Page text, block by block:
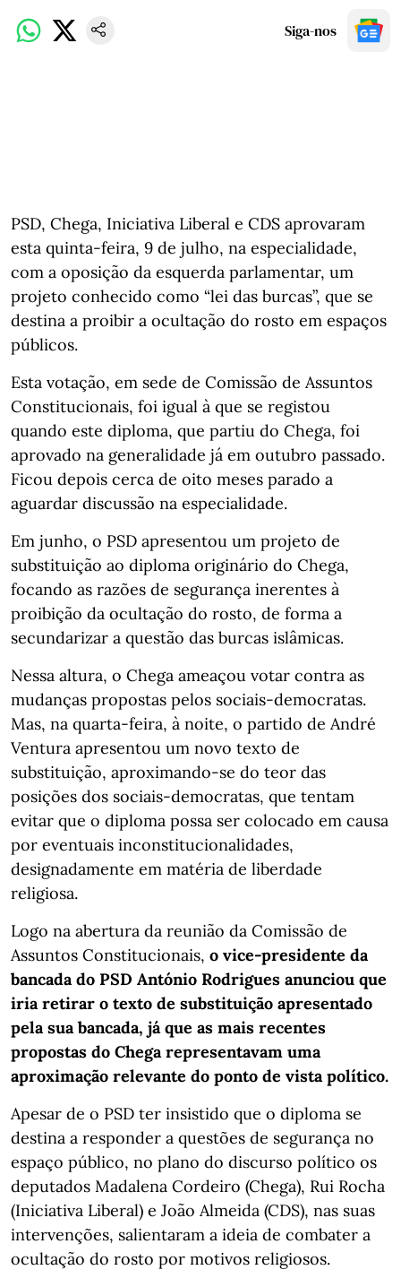
Siga-nos
PSD, Chega, Iniciativa Liberal e CDS aprovaram
esta quinta-feira, 9 de julho, na especialidade,
com a oposição da esquerda parlamentar, um
projeto conhecido como “lei das burcas”, que se
destina a proibir a ocultação do rosto em espaços
públicos.
Esta votação, em sede de Comissão de Assuntos
Constitucionais, foi igual à que se registou
quando este diploma, que partiu do Chega, foi
aprovado na generalidade já em outubro passado.
Ficou depois cerca de oito meses parado a
aguardar discussão na especialidade.
Em junho, o PSD apresentou um projeto de
substituição ao diploma originário do Chega,
focando as razões de segurança inerentes à
proibição da ocultação do rosto, de forma a
secundarizar a questão das burcas islâmicas.
Nessa altura, o Chega ameaçou votar contra as
mudanças propostas pelos sociais-democratas.
Mas, na quarta-feira, à noite, o partido de André
Ventura apresentou um novo texto de
substituição, aproximando-se do teor das
posições dos sociais-democratas, que tentam
evitar que o diploma possa ser colocado em causa
por eventuais inconstitucionalidades,
designadamente em matéria de liberdade
religiosa.
Logo na abertura da reunião da Comissão de
Assuntos Constitucionais, o vice-presidente da
bancada do PSD António Rodrigues anunciou que
iria retirar o texto de substituição apresentado
pela sua bancada, já que as mais recentes
propostas do Chega representavam uma
aproximação relevante do ponto de vista político.
Apesar de o PSD ter insistido que o diploma se
destina a responder a questões de segurança no
espaço público, no plano do discurso político os
deputados Madalena Cordeiro (Chega), Rui Rocha
(Iniciativa Liberal) e João Almeida (CDS), nas suas
intervenções, salientaram a ideia de combater a
ocultação do rosto por motivos religiosos.